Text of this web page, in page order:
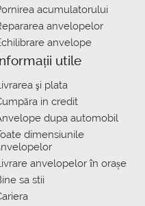
acumulatorului
anvelopelor
anvelope
utile
şi plata
in credit
dupa automobil
dimensiunile
anvelopelor în orașe
sa stii